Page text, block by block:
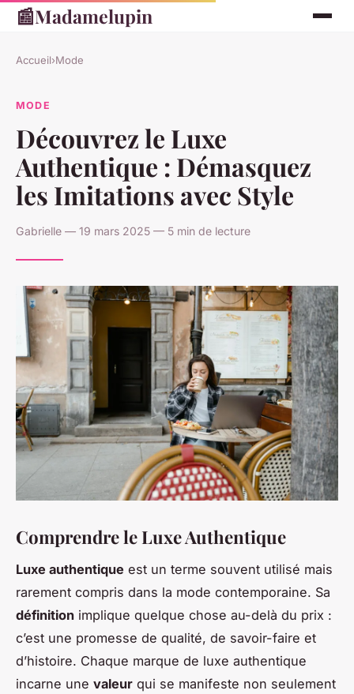
📰Madamelupin
Accueil›Mode
MODE
Découvrez le Luxe
Authentique : Démasquez
les Imitations avec Style
Gabrielle — 19 mars 2025 — 5 min de lecture
Comprendre le Luxe Authentique
Luxe authentique est un terme souvent utilisé mais
rarement compris dans la mode contemporaine. Sa
définition implique quelque chose au-delà du prix :
c’est une promesse de qualité, de savoir-faire et
d’histoire. Chaque marque de luxe authentique
incarne une valeur qui se manifeste non seulement